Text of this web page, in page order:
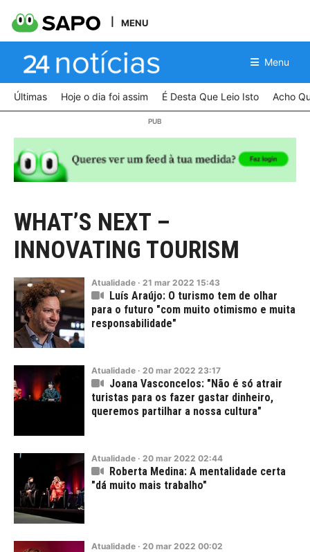
MENU
Menu
Últimas Hoje o dia foi assim É Desta Que Leio Isto Acho
WHAT’S NEXT –
INNOVATING TOURISM
Atualidade · 21 mar 2022 15:43
Luís Araújo: O turismo tem de olhar
para o futuro "com muito otimismo e muita
responsabilidade"
Atualidade · 20 mar 2022 23:17
Joana Vasconcelos: "Não é só atrair
turistas para os fazer gastar dinheiro,
queremos partilhar a nossa cultura"
Atualidade · 20 mar 2022 02:44
Roberta Medina: A mentalidade certa
"dá muito mais trabalho"
Atualidade · 20 mar 2022 00:02